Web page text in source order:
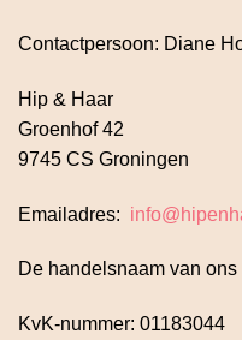
Contactpersoon: Diane
Hip & Haar
Groenhof 42
9745 CS Groningen
Emailadres:
De handelsnaam van
KvK-nummer: 01183044